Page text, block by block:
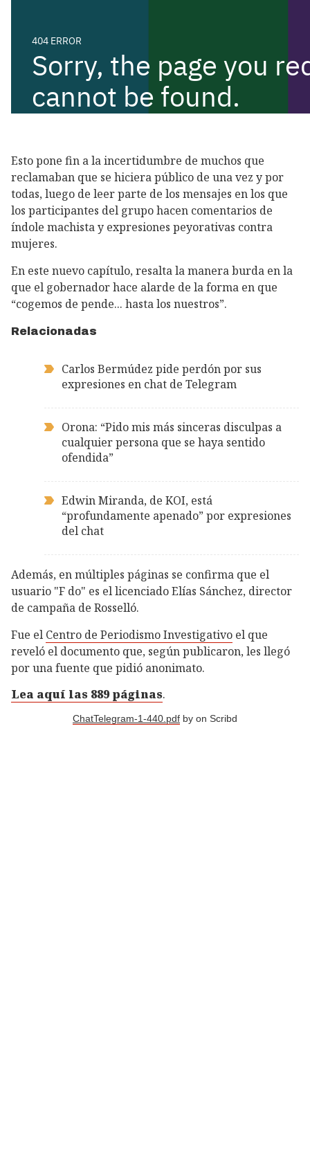
Esto pone fin a la incertidumbre de muchos que
reclamaban que se hiciera público de una vez y por
todas, luego de leer parte de los mensajes en los que
los participantes del grupo hacen comentarios de
índole machista y expresiones peyorativas contra
mujeres.
En este nuevo capítulo, resalta la manera burda en la
que el gobernador hace alarde de la forma en que
“cogemos de pende... hasta los nuestros”.
Relacionadas
Carlos Bermúdez pide perdón por sus
expresiones en chat de Telegram
Orona: “Pido mis más sinceras disculpas a
cualquier persona que se haya sentido
ofendida”
Edwin Miranda, de KOI, está
“profundamente apenado” por expresiones
del chat
Además, en múltiples páginas se confirma que el
usuario "F do" es el licenciado Elías Sánchez, director
de campaña de Rosselló.
Fue el Centro de Periodismo Investigativo el que
reveló el documento que, según publicaron, les llegó
por una fuente que pidió anonimato.
Lea aquí las 889 páginas.
ChatTelegram-1-440.pdf by on Scribd